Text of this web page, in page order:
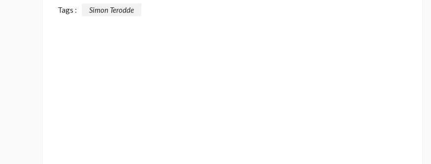
Tags : Simon Terodde